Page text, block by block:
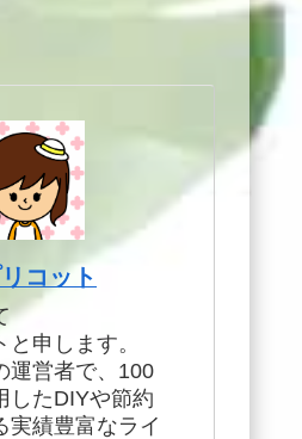
コット
申します。
運営者で、100
したDIYや節約
実績豊富なライ